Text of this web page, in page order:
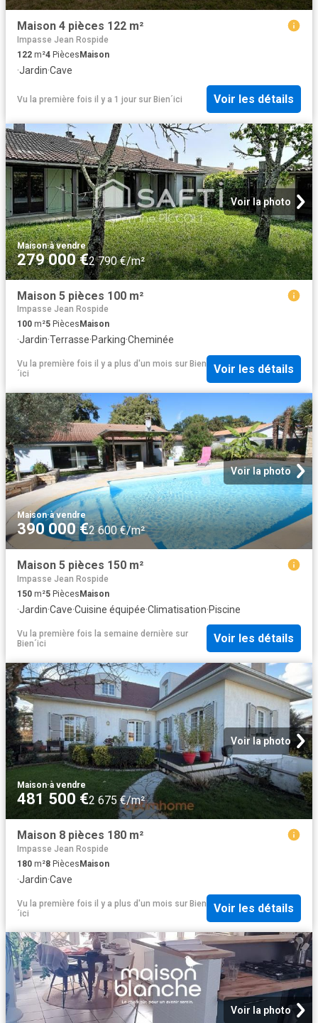
Maison 4 pièces 122 m²
Impasse Jean Rospide
122 m²4 PiècesMaison
·Jardin·Cave
Vu la première fois il y a 1 jour sur Bien´ici Voir les détails
Voir la photo
Maison·à vendre
279 000 €2 790 €/m²
Maison 5 pièces 100 m²
Impasse Jean Rospide
100 m²5 Pièces Maison
·Jardin·Terrasse·Parking·Cheminée
Vu la première fois il y a plus d'un mois sur Bien
´ici
Voir les détails
Voir la photo
Maison·à vendre
390 000 €2 600 €/m²
Maison 5 pièces 150 m²
Impasse Jean Rospide
150 m²5 Pièces Maison
·Jardin·Cave·Cuisine équipée·Climatisation·Piscine
Vu la première fois la semaine dernière sur
Bien´ici
Voir les détails
Voir la photo
Maison·à vendre
481 500 €2 675 €/m²
Maison 8 pièces 180 m²
Impasse Jean Rospide
180 m²8 PiècesMaison
·Jardin·Cave
Vu la première fois il y a plus d'un mois sur Bien
´ici
Voir les détails
Voir la photo